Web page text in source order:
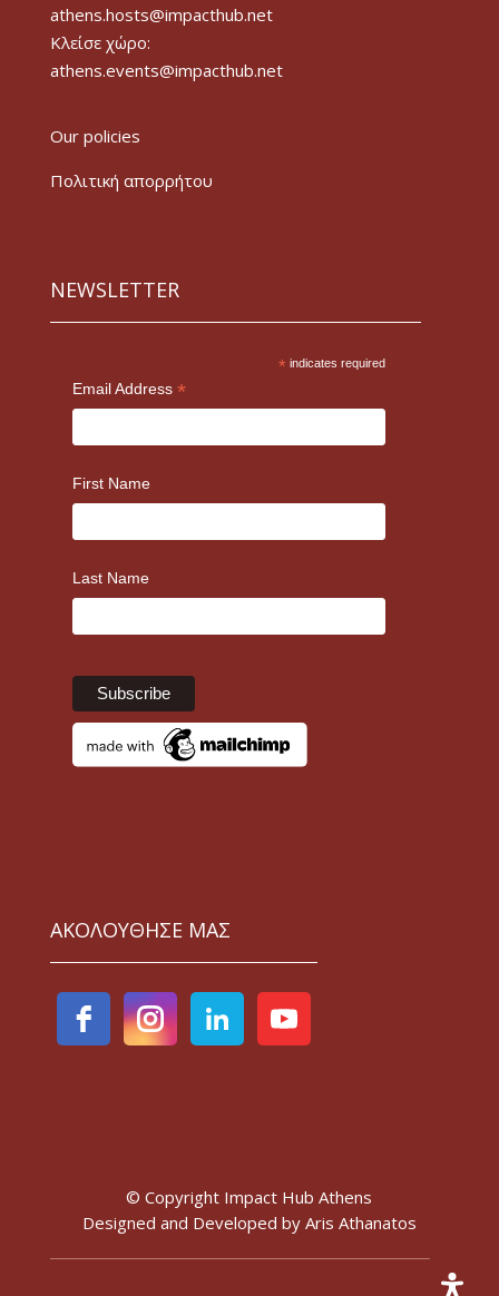
athens.hosts@impacthub.net
Κλείσε χώρο:
athens.events@impacthub.net
Our policies
Πολιτική απορρήτου
NEWSLETTER
* indicates required
Email Address *
First Name
Last Name
ΑΚΟΛΟΥΘΗΣΕ ΜΑΣ
© Copyright Impact Hub Athens
Designed and Developed by Aris Athanatos